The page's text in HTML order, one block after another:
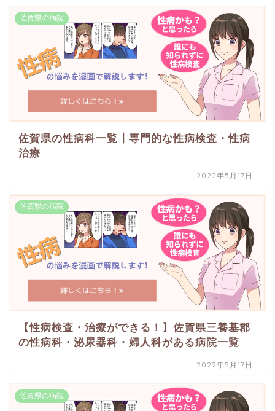
佐賀県の病院
佐賀県の性病科一覧┃専門的な性病検査・性病
治療
2022年5月17日
佐賀県の病院
【性病検査・治療ができる！】佐賀県三養基郡
の性病科・泌尿器科・婦人科がある病院一覧
2022年5月17日
佐賀県の病院